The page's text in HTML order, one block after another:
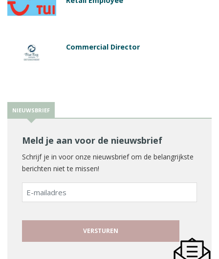
Commercial Director
NIEUWSBRIEF
Meld je aan voor de nieuwsbrief
Schrijf je in voor onze nieuwsbrief om de belangrijkste
berichten niet te missen!
E-
mailadres